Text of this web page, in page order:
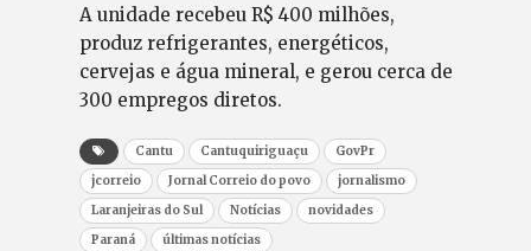
A unidade recebeu R$ 400 milhões,
produz refrigerantes, energéticos,
cervejas e água mineral, e gerou cerca de
300 empregos diretos.
Cantu Cantuquiriguaçu
GovPr
jcorreio
Jornal Correio do povo
jornalismo
Laranjeiras do Sul
Notícias
novidades
Paraná
últimas notícias